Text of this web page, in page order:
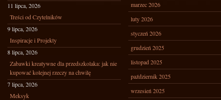
11 lipca, 2026
Treści od Czytelników
9 lipca, 2026
Inspiracje i Projekty
8 lipca, 2026
Zabawki kreatywne dla przedszkolaka: jak nie
kupować kolejnej rzeczy na chwilę
7 lipca, 2026
Meksyk
marzec 2026
luty 2026
styczeń 2026
grudzień 2025
listopad 2025
październik 2025
wrzesień 2025